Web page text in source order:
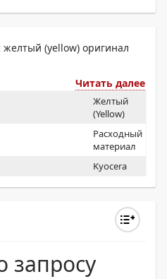
желтый (yellow) оригинал
Читать далее
Желтый
(Yellow)
Расходный
материал
Kyocera
запросу